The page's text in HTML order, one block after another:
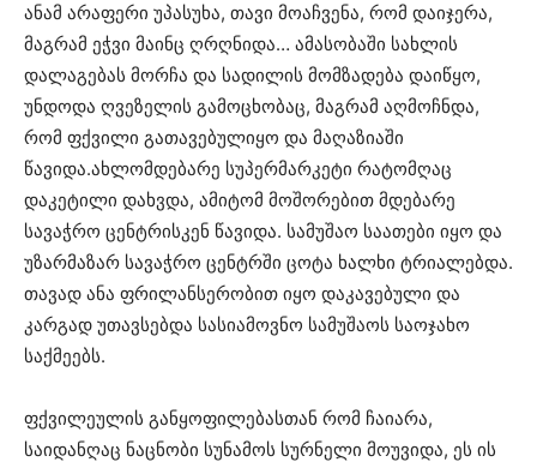
ანამ არაფერი უპასუხა, თავი მოაჩვენა, რომ დაიჯერა,
მაგრამ ეჭვი მაინც ღრღნიდა… ამასობაში სახლის
დალაგებას მორჩა და სადილის მომზადება დაიწყო,
უნდოდა ღვეზელის გამოცხობაც, მაგრამ აღმოჩნდა,
რომ ფქვილი გათავებულიყო და მაღაზიაში
წავიდა.ახლომდებარე სუპერმარკეტი რატომღაც
დაკეტილი დახვდა, ამიტომ მოშორებით მდებარე
სავაჭრო ცენტრისკენ წავიდა. სამუშაო საათები იყო და
უზარმაზარ სავაჭრო ცენტრში ცოტა ხალხი ტრიალებდა.
თავად ანა ფრილანსერობით იყო დაკავებული და
კარგად უთავსებდა სასიამოვნო სამუშაოს საოჯახო
საქმეებს.
ფქვილეულის განყოფილებასთან რომ ჩაიარა,
საიდანღაც ნაცნობი სუნამოს სურნელი მოუვიდა, ეს ის